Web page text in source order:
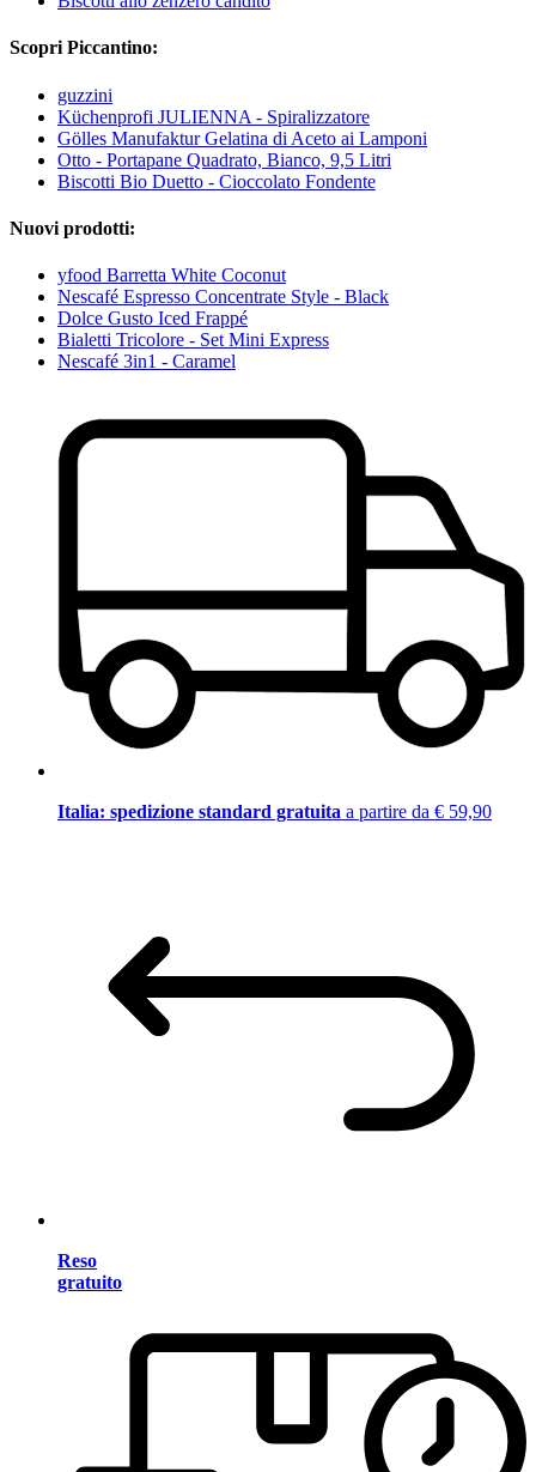
Scopri Piccantino:
guzzini
Küchenprofi JULIENNA - Spiralizzatore
Gölles Manufaktur Gelatina di Aceto ai Lamponi
Otto - Portapane Quadrato, Bianco, 9,5 Litri
Biscotti Bio Duetto - Cioccolato Fondente
Nuovi prodotti:
yfood Barretta White Coconut
Nescafé Espresso Concentrate Style - Black
Dolce Gusto Iced Frappé
Bialetti Tricolore - Set Mini Express
Nescafé 3in1 - Caramel
Italia: spedizione standard gratuita a partire da € 59,90
Reso
gratuito